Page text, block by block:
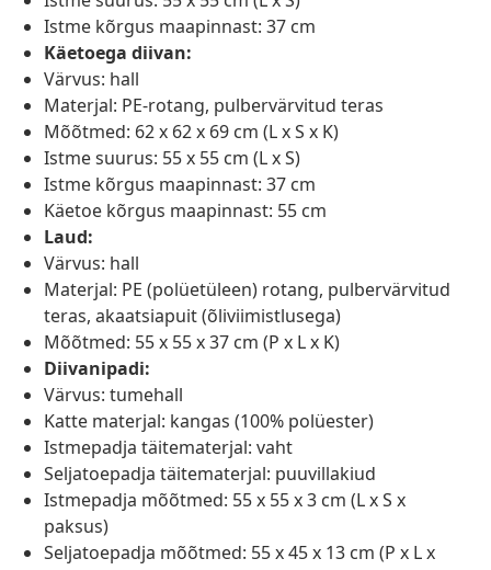
Istme kõrgus maapinnast: 37 cm
Käetoega diivan:
Värvus: hall
Materjal: PE-rotang, pulbervärvitud teras
Mõõtmed: 62 x 62 x 69 cm (L x S x K)
Istme suurus: 55 x 55 cm (L x S)
Istme kõrgus maapinnast: 37 cm
Käetoe kõrgus maapinnast: 55 cm
Laud:
Värvus: hall
Materjal: PE (polüetüleen) rotang, pulbervärvitud
teras, akaatsiapuit (õliviimistlusega)
Mõõtmed: 55 x 55 x 37 cm (P x L x K)
Diivanipadi:
Värvus: tumehall
Katte materjal: kangas (100% polüester)
Istmepadja täitematerjal: vaht
Seljatoepadja täitematerjal: puuvillakiud
Istmepadja mõõtmed: 55 x 55 x 3 cm (L x S x
paksus)
Seljatoepadja mõõtmed: 55 x 45 x 13 cm (P x L x